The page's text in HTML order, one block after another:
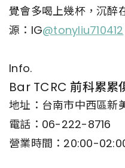
覺會多喝上幾杯，沉醉
源：IG@tonyliu710412
Info.
Bar TCRC 前科累累
地址：台南市中西區新
電話：06-222-8716
營業時間：20:00-